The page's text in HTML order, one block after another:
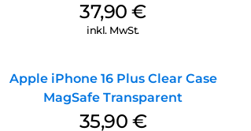
37,90€
inkl. MwSt.
Apple iPhone 16 Plus Clear Case
MagSafe Transparent
35,90 €